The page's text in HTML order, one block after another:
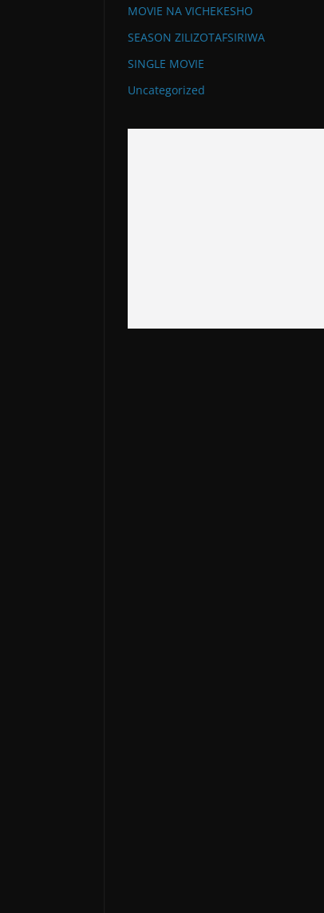
MOVIE NA VICHEKESHO
SEASON ZILIZOTAFSIRIWA
SINGLE MOVIE
Uncategorized